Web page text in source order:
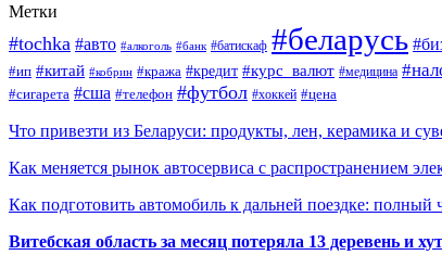
Метки
#tochka #авто #алкоголь #банк #батискаф #беларусь
#ип #китай #кобрин #кража #кредит #курс_валют #медицина
#сигарета #сша #телефон #футбол #хоккей #цена
Что привезти из Беларуси: продукты, лен, керамика и
Как меняется рынок автосервиса с распространением
Как подготовить автомобиль к дальней поездке: полный
Витебская область за месяц потеряла 13 деревень и